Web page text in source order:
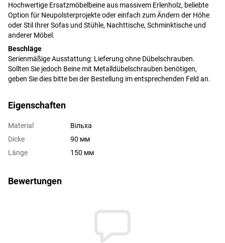
Hochwertige Ersatzmöbelbeine aus massivem Erlenholz, beliebte
Option für Neupolsterprojekte oder einfach zum Ändern der Höhe
oder Stil Ihrer Sofas und Stühle, Nachttische, Schminktische und
anderer Möbel.
Beschläge
Serienmäßige Ausstattung: Lieferung ohne Dübelschrauben.
Sollten Sie jedoch Beine mit Metalldübelschrauben benötigen,
geben Sie dies bitte bei der Bestellung im entsprechenden Feld an.
Eigenschaften
Material
Вільха
Dicke
90 мм
Länge
150 мм
Bewertungen